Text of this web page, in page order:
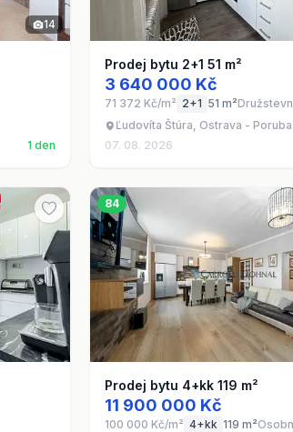
14
1 den
Prodej bytu 2+1 51 m²
3 640 000 Kč
71 372 Kč/m² 2+1 51 m²
Ľudovíta Štúra, Ostrava - Poruba
07. 08. 2026
84
Prodej bytu 4+kk 119 m²
11 900 000 Kč
100 000 Kč/m² 4+kk 119 m²